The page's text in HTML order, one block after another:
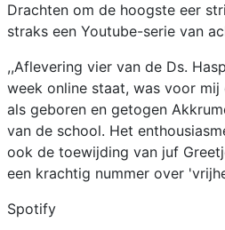
Drachten om de hoogste eer
straks een Youtube-serie van
,,Aflevering vier van de Ds.
week online staat, was voor
als geboren en getogen
van de school. Het
ook de toewijding van juf
een krachtig nummer over
Spotify